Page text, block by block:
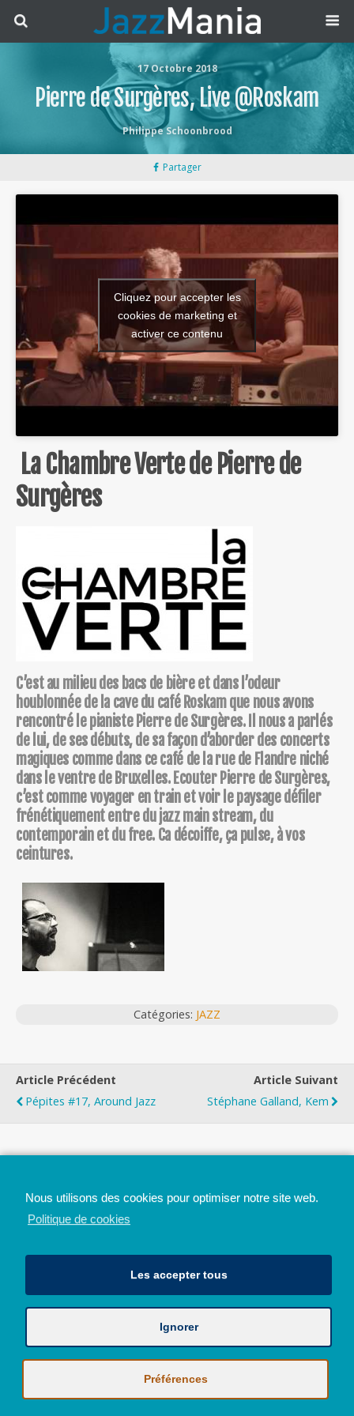
17 Octobre 2018
Pierre de Surgères, Live @Roskam
Philippe Schoonbrood
Partager
Cliquez pour accepter les
cookies de marketing et
activer ce contenu
La Chambre Verte de Pierre de
Surgères
C’est au milieu des bacs de bière et dans l’odeur
houblonnée de la cave du café Roskam que nous avons
rencontré le pianiste Pierre de Surgères. Il nous a parlés
de lui, de ses débuts, de sa façon d’aborder des concerts
magiques comme dans ce café de la rue de Flandre niché
dans le ventre de Bruxelles. Ecouter Pierre de Surgères,
c’est comme voyager en train et voir le paysage défiler
frénétiquement entre du jazz main stream, du
contemporain et du free. Ca décoiffe, ça pulse, à vos
ceintures.
Catégories: JAZZ
Article Précédent
Pépites #17, Around Jazz
Article Suivant
Stéphane Galland, Kem
Avec le soutien de la Province de Liège
© 2026 - Tous droits réservés - JazzMania
Politique en matière de confidentialité et de vie privée
Nous utilisons des cookies pour optimiser notre site web.
Politique de cookies
Les accepter tous
Ignorer
Préférences